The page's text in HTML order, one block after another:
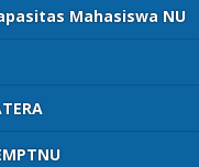
Mahasiswa NU